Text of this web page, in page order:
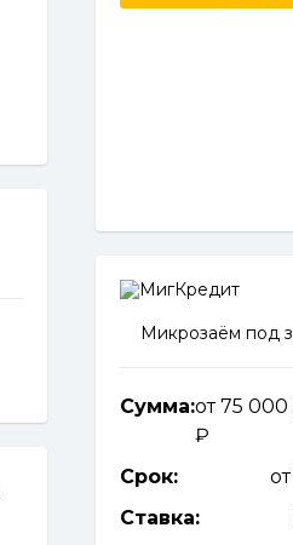
Микрозаём под
Сумма:от 75
Срок:
Ставка: